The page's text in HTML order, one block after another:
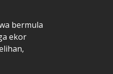
bermula
ekor